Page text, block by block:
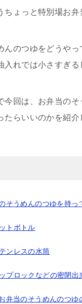
ちょっと特別場お
んのつゆをどうや
入れでは小さすぎる
今回は、お弁当の
たらいいのかを紹介
そうめんのつゆを持っ
トボトル
ンレスの水筒
プロックなどの密閉出
弁当のそうめんのつゆ